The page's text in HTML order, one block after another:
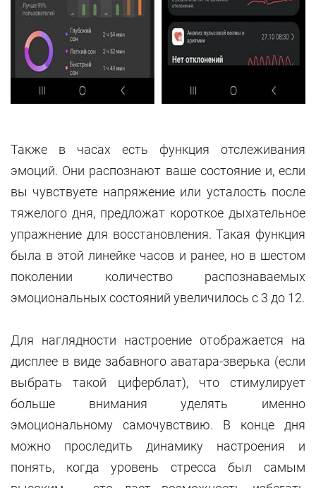
Также в часах есть функция отслеживания
эмоций. Они распознают ваше состояние и, если
вы чувствуете напряжение или усталость после
тяжелого дня, предложат короткое дыхательное
упражнение для восстановления. Такая функция
была в этой линейке часов и ранее, но в шестом
поколении количество распознаваемых
эмоциональных состояний увеличилось с 3 до 12.
Для наглядности настроение отображается на
дисплее в виде забавного аватара-зверька (если
выбрать такой циферблат), что стимулирует
больше внимания уделять именно
эмоциональному самочувствию. В конце дня
можно проследить динамику настроения и
понять, когда уровень стресса был самым